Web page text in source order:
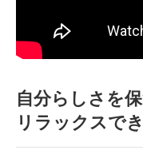
自分らしさを
リラックスで